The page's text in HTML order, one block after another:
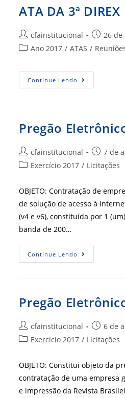
ATA DA 3ª DIREX
Autor
do
cfainstitucional
Post26 de
Categoria
post:
Ano 2017 / ATAS /
Continue Lendo ATA
DA
Pregão
Autor
do
cfainstitucional
Post
publicado:
7 de
Categoria
post:
Exercício 2017 / Licitações
OBJETO: Contratação de
de solução de acesso à
(v4 e v6), constituída por 1
banda de 200…
Continue Lendo Pregão
Eletrônico
Pregão
Autor
do
cfainstitucional
Post
publicado:
6 de
Categoria
post:
Exercício 2017 / Licitações
OBJETO: Constitui objeto da
contratação de uma empresa
e impressão da Revista